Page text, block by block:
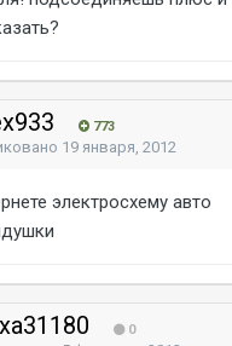
773
19 января, 2012
электросхему авто
0